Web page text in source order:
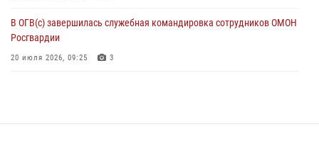
В ОГВ(с) завершилась служебная командировка сотрудников ОМОН
Росгвардии
20 июля 2026, 09:25 3